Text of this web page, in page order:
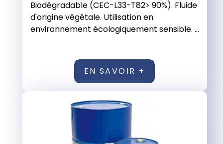
Biodégradable (CEC-L33-T82> 90%). Fluide
d'origine végétale. Utilisation en
environnement écologiquement sensible. ...
EN SAVOIR +